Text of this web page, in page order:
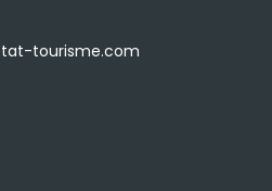
tourisme.com